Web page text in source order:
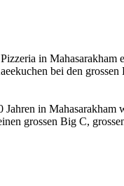
in
bei den
in
grossen Big C,